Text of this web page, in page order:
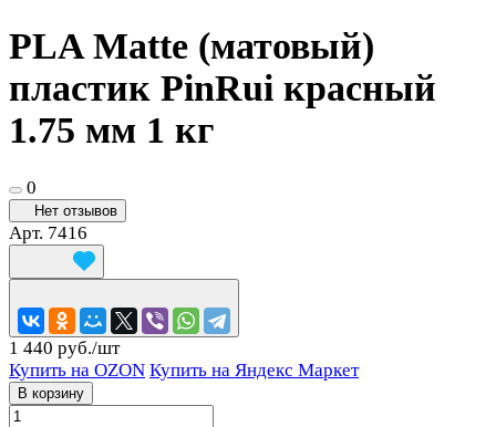
PLA Matte (матовый)
пластик PinRui красный
1.75 мм 1 кг
0
Нет отзывов
Арт. 7416
1 440 руб./шт
Купить на OZON Купить на Яндекс Маркет
В корзину